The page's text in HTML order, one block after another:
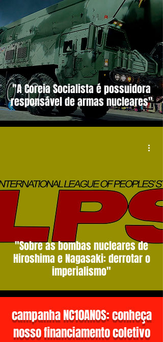
"A Coreia Socialista é possuidora
responsável de armas nucleares"
"Sobre as bombas nucleares de
Hiroshima e Nagasaki: derrotar o
imperialismo"
campanha NC10ANOS: conheça
nosso financiamento coletivo